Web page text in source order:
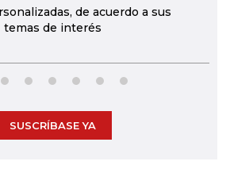
de acuerdo a sus
temas de interés
SUSCRÍBASE YA